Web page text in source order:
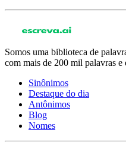
Somos uma biblioteca de
com mais de 200 mil palavras e
Sinônimos
Destaque do dia
Antônimos
Blog
Nomes